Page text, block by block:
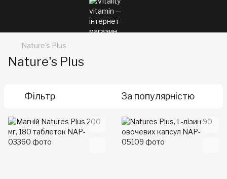
Nature's Plus
Nature's Plus
Фільтр За популярністю